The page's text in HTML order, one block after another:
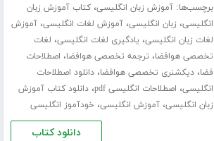
برچسب‌ها:آموزش زبان انگلیسی،کتاب آموزش زبان
انگلیسی، زبان انگلیسی،آموزش لغات انگلیسی،آموزش
لغات زبان انگلیسی، یادگیری لغات انگلیسی، لغات
تخصصی هوافضا، ترجمه تخصصی هوافضا، اصطلاحات
فضا،دیکشنری تخصصی هوافضا،دانلود اصطلاحات
انگلیسی، اصطلاحات انگلیسی pdf ،دانلود کتاب آموزش
زبان انگلیسی،آموزش انگلیسی، خودآموز انگلیسی
دانلود کتاب